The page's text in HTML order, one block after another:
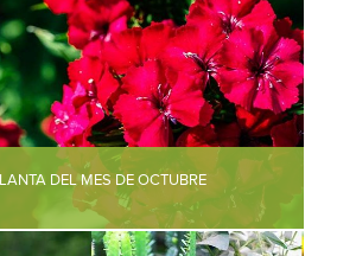
DEL MES DE OCTUBRE